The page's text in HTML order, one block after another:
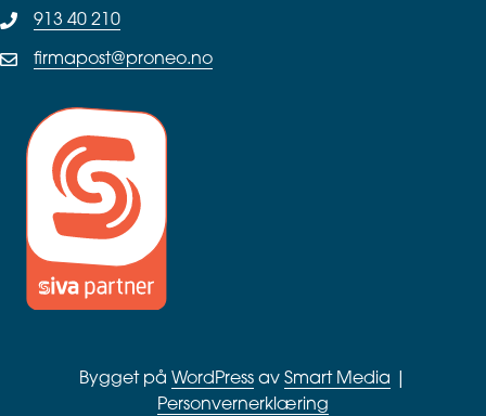
913 40 210
firmapost@proneo.no
Bygget på WordPress av Smart Media
Personvernerklæring